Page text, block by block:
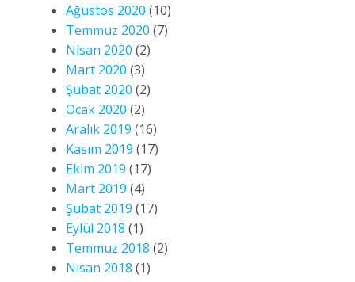
Ağustos 2020 (10)
Temmuz 2020 (7)
Nisan 2020 (2)
Mart 2020 (3)
Şubat 2020 (2)
Ocak 2020 (2)
Aralık 2019 (16)
Kasım 2019 (17)
Ekim 2019 (17)
Mart 2019 (4)
Şubat 2019 (17)
Eylül 2018 (1)
Temmuz 2018 (2)
Nisan 2018 (1)